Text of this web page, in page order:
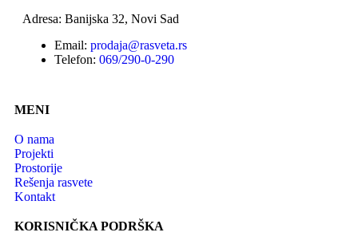
Adresa: Banijska 32, Novi Sad
Email: prodaja@rasveta.rs
Telefon: 069/290-0-290
MENI
O nama
Projekti
Prostorije
Rešenja rasvete
Kontakt
KORISNIČKA PODRŠKA